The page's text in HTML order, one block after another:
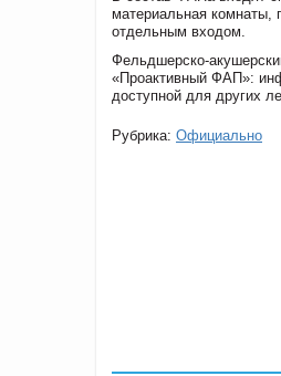
материальная комнаты,
отдельным входом.
Фельдшерско-
«Проактивный ФАП»:
доступной для других
Рубрика: Официально